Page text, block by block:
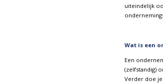
uiteindelijk
Wat is een
Een
(zelfstandig)
Verder doe